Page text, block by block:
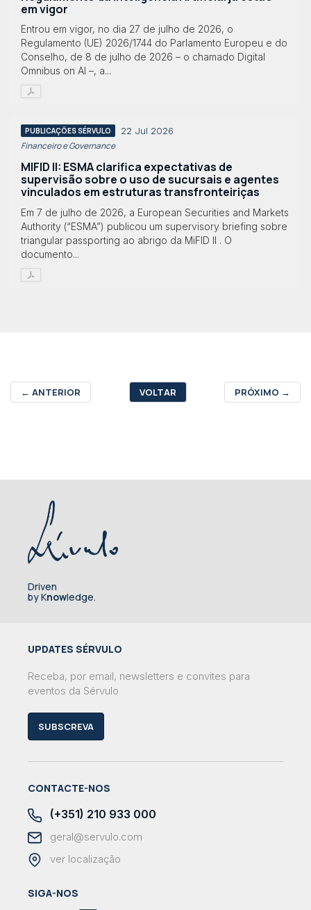
em vigor
Entrou em vigor, no dia 27 de julho de 2026, o
Regulamento (UE) 2026/1744 do Parlamento Europeu e do
Conselho, de 8 de julho de 2026 – o chamado Digital
Omnibus on AI –, a...
PUBLICAÇÕES SÉRVULO 22 Jul 2026
Financeiro e Governance
MIFID II: ESMA clarifica expectativas de
supervisão sobre o uso de sucursais e agentes
vinculados em estruturas transfronteiriças
Em 7 de julho de 2026, a European Securities and Markets
Authority (“ESMA”) publicou um supervisory briefing sobre
triangular passporting ao abrigo da MiFID II . O
documento...
← ANTERIOR VOLTAR PRÓXIMO →
Driven
by Knowledge.
UPDATES SÉRVULO
Receba, por email, newsletters e convites para
eventos da Sérvulo
SUBSCREVA
CONTACTE-NOS
(+351) 210 933 000
geral@servulo.com
ver localização
SIGA-NOS